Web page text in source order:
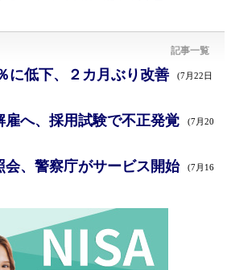
記事一覧
に低下、２カ月ぶり改善 (7月22日
雇へ、採用試験で不正発覚
(7月20
会、警察庁がサービス開始
(7月16